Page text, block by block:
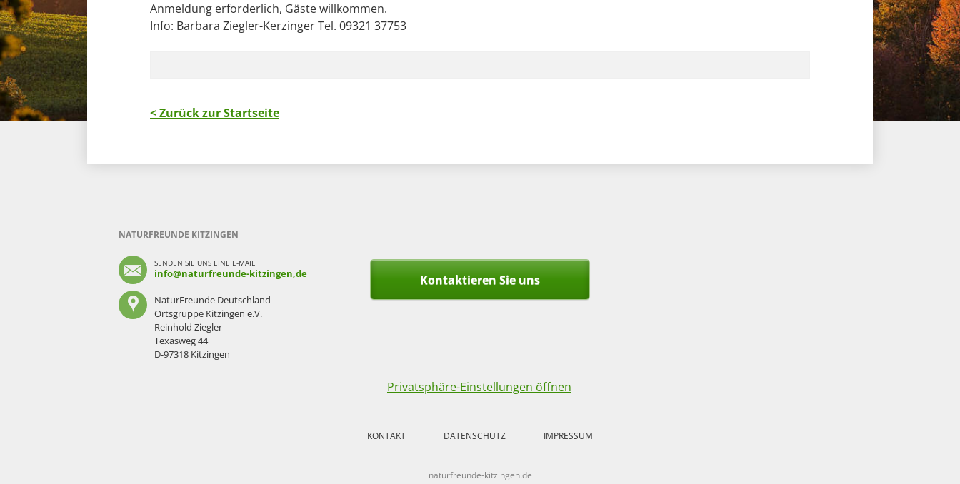
Anmeldung erforderlich, Gäste willkommen.
Info: Barbara Ziegler-Kerzinger Tel. 09321 37753
< Zurück zur Startseite
NATURFREUNDE KITZINGEN
SENDEN SIE UNS EINE E-MAIL
info@naturfreunde-kitzingen,de
NaturFreunde Deutschland
Ortsgruppe Kitzingen e.V.
Reinhold Ziegler
Texasweg 44
D-97318 Kitzingen
Kontaktieren Sie uns
Privatsphäre-Einstellungen öffnen
KONTAKT DATENSCHUTZ IMPRESSUM
naturfreunde-kitzingen.de